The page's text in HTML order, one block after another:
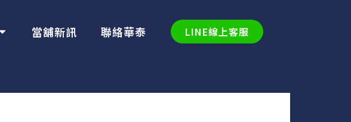
當舖新訊 聯絡華泰 LINE線上客服